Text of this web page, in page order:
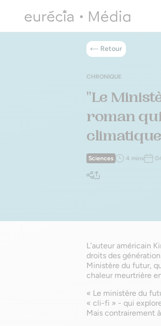
Retour
CHRONIQUE
"Le
roman
climatique
Sciences 4 mins
L’auteur américain
droits des
Ministère du futur,
chaleur meurtrière
« Le ministère du
« cli-fi » - qui
Mais contrairement